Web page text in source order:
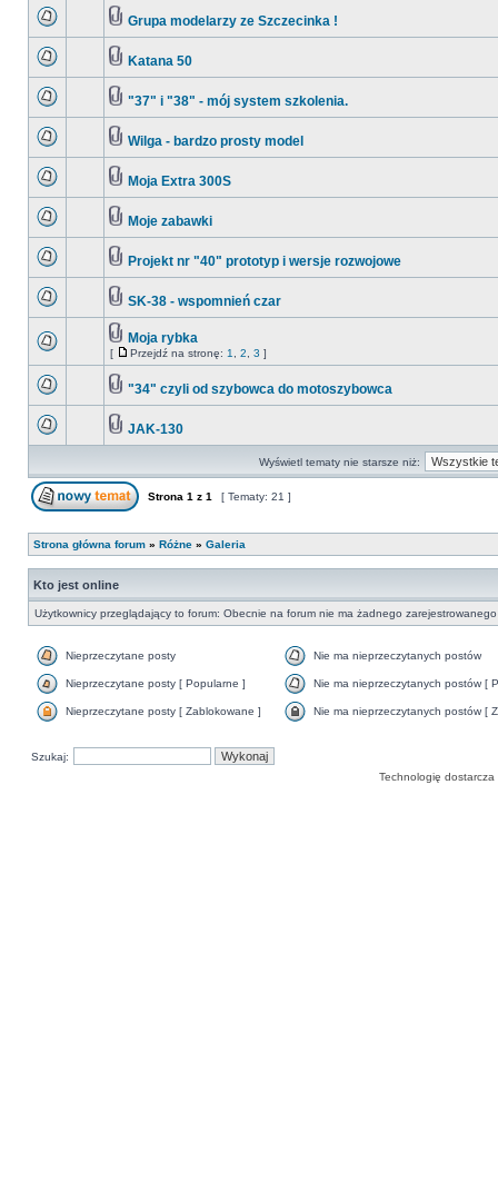
Grupa modelarzy ze Szczecinka !
Katana 50
"37" i "38" - mój system szkolenia.
Wilga - bardzo prosty model
Moja Extra 300S
Moje zabawki
Projekt nr "40" prototyp i wersje rozwojowe
SK-38 - wspomnień czar
Moja rybka
[ Przejdź na stronę: 1 2 3 ]
"34" czyli od szybowca do motoszybowca
JAK-130
Wyświetl tematy nie starsze niż:
Strona 1 z 1 [ Tematy: 21 ]
Strona główna forum » Różne » Galeria
Kto jest online
Użytkownicy przeglądający to forum: Obecnie na forum nie ma żadnego
Nieprzeczytane posty Nie ma nieprzeczytanych postów
Nieprzeczytane posty [ Popularne ] Nie ma nieprzeczytanych postów [
Nieprzeczytane posty [ Zablokowane ] Nie ma nieprzeczytanych postów [
Szukaj:
Technologię dostarcza